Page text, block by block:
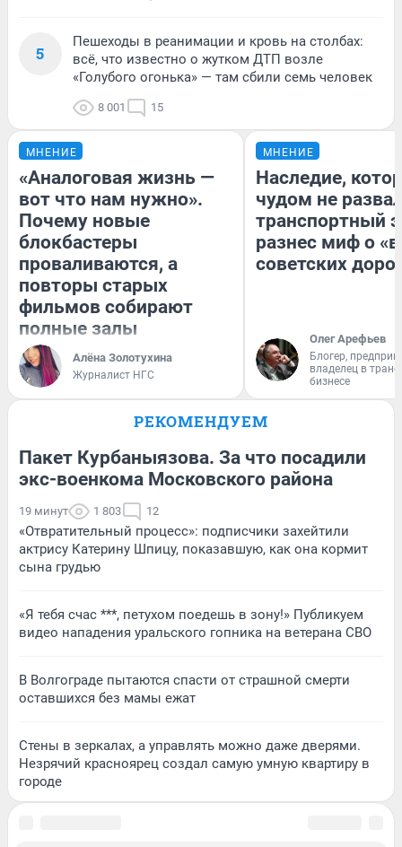
5
Пешеходы в реанимации и кровь на столбах:
всё, что известно о жутком ДТП возле
«Голубого огонька» — там сбили семь человек
8 001 15
МНЕНИЕ
«Аналоговая жизнь —
вот что нам нужно».
Почему новые
блокбастеры
проваливаются, а
повторы старых
фильмов собирают
полные залы
Алёна Золотухина
Журналист НГС
МНЕНИЕ
Наследие,
чудом не
транспортный
разнес миф о
советских
Олег Арефьев
Блогер,
владелец в
бизнесе
РЕКОМЕНДУЕМ
Пакет Курбаныязова. За что посадили
экс-военкома Московского района
19 минут 1 803 12
«Отвратительный процесс»: подписчики захейтили
актрису Катерину Шпицу, показавшую, как она кормит
сына грудью
«Я тебя счас ***, петухом поедешь в зону!» Публикуем
видео нападения уральского гопника на ветерана СВО
В Волгограде пытаются спасти от страшной смерти
оставшихся без мамы ежат
Стены в зеркалах, а управлять можно даже дверями.
Незрячий красноярец создал самую умную квартиру в
городе